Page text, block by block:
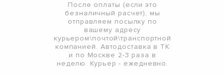
После оплаты (если это
безналичный расчет), мы
отправляем посылку по
вашему адресу
курьером\почтой\транспортной
компанией. Автодоставка в ТК
и по Москве 2-3 раза в
неделю. Курьер - ежедневно.